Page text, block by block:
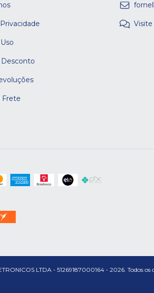
Frete
LTDA - 51269187000164 - 2026. Todos os